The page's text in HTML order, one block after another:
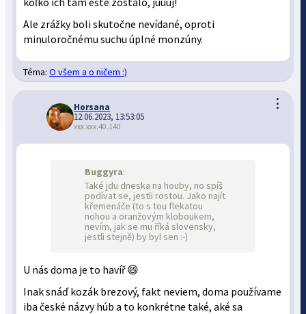
Ale zrážky boli skutočne nevídané, oproti
minuloročnému suchu úplné monzúny.
Téma:O všem a o ničem :)
⋮
Horsana
12.06.2023, 13:53:05
xxx.xxx.40.140
Buggyra:
Také jdu dneska na houby, no spíš
podívat se, jestli rostou. Jako najít
křemenáče (to s tou flekatou
nohou a oranžovým kloboukem,
nevím, jak se mu říká slovensky,
jestli stejně) by byl sen :-)
U nás doma je to havíř 😄
Inak snáď kozák brezový, fakt neviem, doma používame
iba české názvy húb a to konkrétne také, aké sa